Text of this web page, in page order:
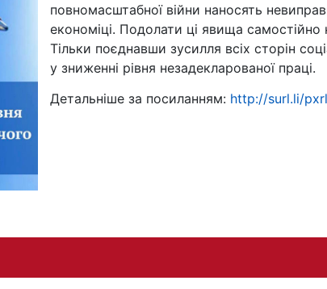
повномасштабної війни наносять
економіці. Подолати ці явища
Тільки поєднавши зусилля всіх сторін
у зниженні рівня незадекларованої праці.
Детальніше за посиланням: http://surl.li/